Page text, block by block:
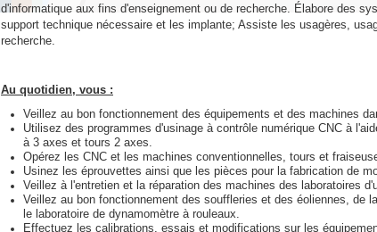
d'informatique aux fins d'enseignement ou de recherche. Élabore des
support technique nécessaire et les implante; Assiste les usagères,
recherche.
Au quotidien, vous :
Veillez au bon fonctionnement des équipements et des machines
Utilisez des programmes d'usinage à contrôle numérique CNC à
à 3 axes et tours 2 axes.
Opérez les CNC et les machines conventionnelles, tours et
Usinez les éprouvettes ainsi que les pièces pour la fabrication de
Veillez à l'entretien et la réparation des machines des laboratoires
Veillez au bon fonctionnement des souffleries et des éoliennes, de
le laboratoire de dynamomètre à rouleaux.
Effectuez les calibrations, essais et modifications sur les